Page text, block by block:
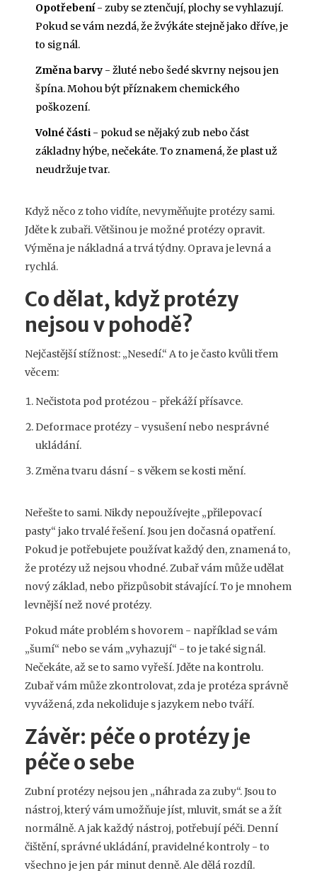
Opotřebení- zuby se ztenčují, plochy se vyhlazují.
Pokud se vám nezdá, že žvýkáte stejně jako dříve, je
to signál.
Změna barvy - žluté nebo šedé skvrny nejsou jen
špína. Mohou být příznakem chemického
poškození.
Volné části - pokud se nějaký zub nebo část
základny hýbe, nečekáte. To znamená, že plast už
neudržuje tvar.
Když něco z toho vidíte, nevyměňujte protézy sami.
Jděte k zubaři. Většinou je možné protézy opravit.
Výměna je nákladná a trvá týdny. Oprava je levná a
rychlá.
Co dělat, když protézy
nejsou v pohodě?
Nejčastější stížnost: „Nesedí.“ A to je často kvůli třem
věcem:
Nečistota pod protézou - překáží přísavce.
Deformace protézy - vysušení nebo nesprávné
ukládání.
Změna tvaru dásní - s věkem se kosti mění.
Neřešte to sami. Nikdy nepoužívejte „přilepovací
pasty“ jako trvalé řešení. Jsou jen dočasná opatření.
Pokud je potřebujete používat každý den, znamená to,
že protézy už nejsou vhodné. Zubař vám může udělat
nový základ, nebo přizpůsobit stávající. To je mnohem
levnější než nové protézy.
Pokud máte problém s hovorem - například se vám
„šumí“ nebo se vám „vyhazují“ - to je také signál.
Nečekáte, až se to samo vyřeší. Jděte na kontrolu.
Zubař vám může zkontrolovat, zda je protéza správně
vyvážená, zda nekoliduje s jazykem nebo tváří.
Závěr: péče o protézy je
péče o sebe
Zubní protézy nejsou jen „náhrada za zuby“. Jsou to
nástroj, který vám umožňuje jíst, mluvit, smát se a žít
normálně. A jak každý nástroj, potřebují péči. Denní
čištění, správné ukládání, pravidelné kontroly - to
všechno je jen pár minut denně. Ale dělá rozdíl.